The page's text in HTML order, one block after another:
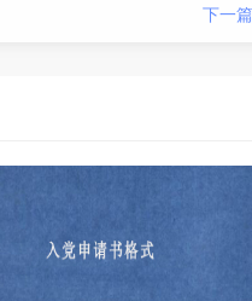
下一篇